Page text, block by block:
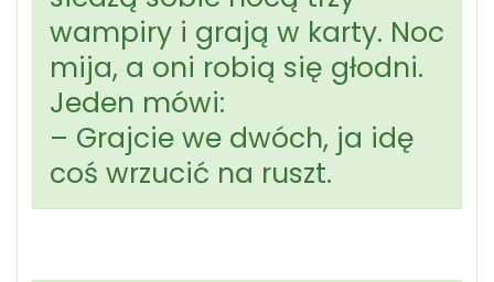
wampiry i grają w karty. Noc
mija, a oni robią się głodni.
Jeden mówi:
– Grajcie we dwóch, ja idę
coś wrzucić na ruszt.